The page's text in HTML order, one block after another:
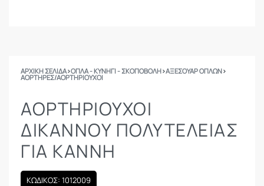
ΑΡΧΙΚΉ ΣΕΛΊΔΑ›ΟΠΛΑ - ΚΥΝΗΓΙ - ΣΚΟΠΟΒΟΛΗ›ΑΞΕΣΟΥΑΡ ΟΠΛΩΝ›
ΑΟΡΤΉΡΕΣ/ΑΟΡΤΗΡΙΟΎΧΟΙ
ΑΟΡΤΗΡΙΟΥΧΟΙ
ΔΙΚΑΝΝΟΥ ΠΟΛΥΤΕΛΕΙΑΣ
ΓΙΑ ΚΑΝΝΗ
ΚΩΔΙΚΟΣ: 1012009